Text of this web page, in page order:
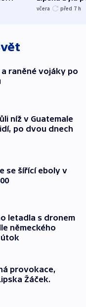
o
německého
včera před 7 h
raněné vojáky po
níž v Guatemale
po dvou dnech
se šířící eboly v
letadla s dronem
německého
provokace,
Žáček.